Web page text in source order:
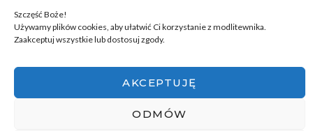
Szczęść Boże!
Używamy plików cookies, aby ułatwić Ci korzystanie z modlitewnika.
Zaakceptuj wszystkie lub dostosuj zgody.
AKCEPTUJĘ
ODMÓW
© 2026Projekt realizowany przez Stowarzyszenie
Wszelkie prawa zastrzeżone.